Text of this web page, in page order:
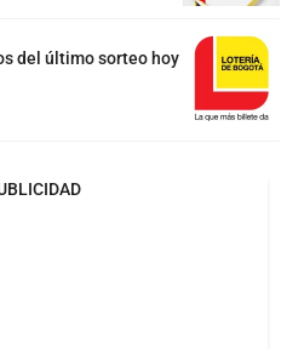
del último sorteo hoy